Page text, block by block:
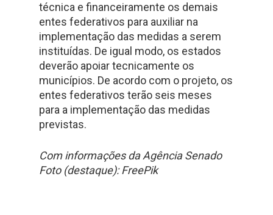
técnica e financeiramente os demais
entes federativos para auxiliar na
implementação das medidas a serem
instituídas. De igual modo, os estados
deverão apoiar tecnicamente os
municípios. De acordo com o projeto, os
entes federativos terão seis meses
para a implementação das medidas
previstas.
Com informações da Agência Senado
Foto (destaque): FreePik